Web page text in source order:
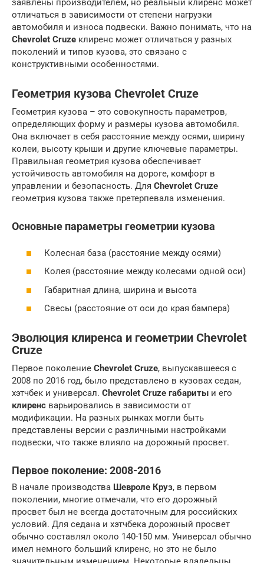
заявлены производителем, но реальный клиренс может
отличаться в зависимости от степени нагрузки
автомобиля и износа подвески. Важно понимать, что на
Chevrolet Cruze клиренс может отличаться у разных
поколений и типов кузова, это связано с
конструктивными особенностями.
Геометрия кузова Chevrolet Cruze
Геометрия кузова – это совокупность параметров,
определяющих форму и размеры кузова автомобиля.
Она включает в себя расстояние между осями, ширину
колеи, высоту крыши и другие ключевые параметры.
Правильная геометрия кузова обеспечивает
устойчивость автомобиля на дороге, комфорт в
управлении и безопасность. Для Chevrolet Cruze
геометрия кузова также претерпевала изменения.
Основные параметры геометрии кузова
Колесная база (расстояние между осями)
Колея (расстояние между колесами одной оси)
Габаритная длина, ширина и высота
Свесы (расстояние от оси до края бампера)
Эволюция клиренса и геометрии Chevrolet
Cruze
Первое поколение Chevrolet Cruze, выпускавшееся с
2008 по 2016 год, было представлено в кузовах седан,
хэтчбек и универсал. Chevrolet Cruze габариты и его
клиренс варьировались в зависимости от
модификации. На разных рынках могли быть
представлены версии с различными настройками
подвески, что также влияло на дорожный просвет.
Первое поколение: 2008-2016
В начале производства Шевроле Круз, в первом
поколении, многие отмечали, что его дорожный
просвет был не всегда достаточным для российских
условий. Для седана и хэтчбека дорожный просвет
обычно составлял около 140-150 мм. Универсал обычно
имел немного больший клиренс, но это не было